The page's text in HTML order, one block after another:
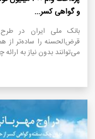
و گواهی کسر...
بانک ملی ایران در
قرض‌الحسنه را ساده‌تر از
می‌توانند بدون نیاز به